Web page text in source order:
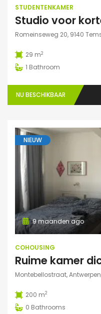
STUDENTENKAMER
Studio voor
Romeinseweg 20, 9140
29 m2
1 Bathroom
NU BESCHIKBAAR
NIEUW
9 maanden ago
COHOUSING
Ruime kamer
Montebellostraat,
200 m2
0 Bathrooms